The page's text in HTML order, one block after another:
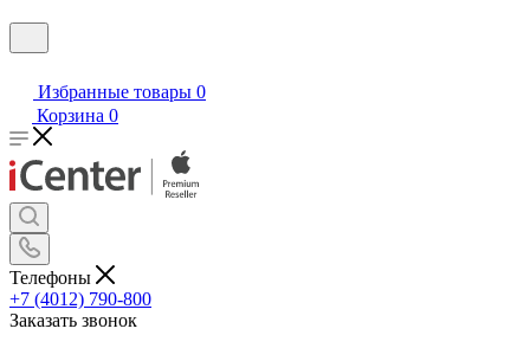
Избранные товары 0
Корзина 0
Телефоны
+7 (4012) 790-800
Заказать звонок